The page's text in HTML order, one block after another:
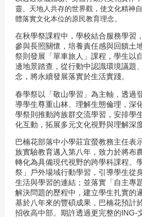
靈、天地人共存的世界觀，使文化精神
體落實文化本位的原民教育理念。
在秋學祭課程中，學校結合服務學習
參與長照關懷，培養責任感與回饋土
祭則發展「單車旅人」課程，學生以
邊地景踏查，從行動中認識環境議題
念，將永續發展落實於生活實踐。
春學祭以「敬山學習」為主軸，透過
導學生尊重山林、理解生態倫理，深
學祭則推動跨族群交流學習，安排學
化互動，拓展多元文化視野與理解深度
巴楠花部落中小學莊宜螢教務主任表
族實驗教育邁入第八年，致力於將布
轉化為具備現代視野的跨學科課程。
祭」戶外場域行動學習，引導學生從
生活與學習的連結；並落實「自主專
解決問題的歷程中，建立學生扎實的
基於八年來的豐碩成果，巴楠花預計
招收高中部。期許透過更完整的ING-